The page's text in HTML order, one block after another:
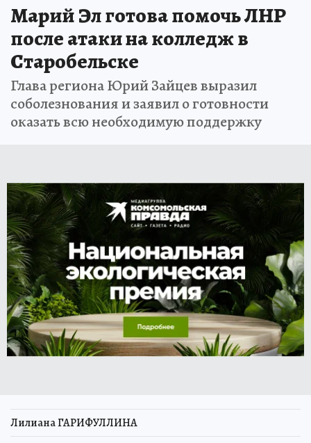
Марий Эл готова помочь ЛНР
после атаки на колледж в
Старобельске
Глава региона Юрий Зайцев выразил
соболезнования и заявил о готовности
оказать всю необходимую поддержку
Лилиана ГАРИФУЛЛИНА